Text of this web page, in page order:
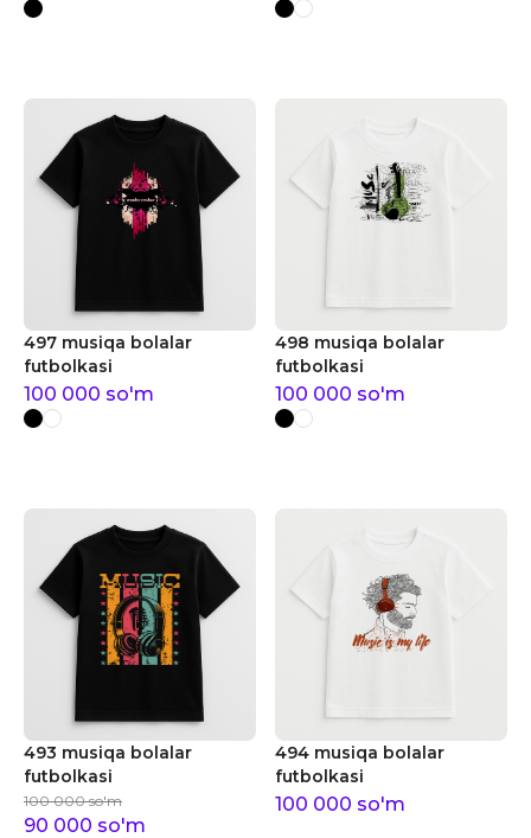
497 musiqa bolalar
futbolkasi
100 000 so'm
498 musiqa bolalar
futbolkasi
100 000 so'm
493 musiqa bolalar
futbolkasi
100 000 so'm
90 000 so'm
494 musiqa bolalar
futbolkasi
100 000 so'm